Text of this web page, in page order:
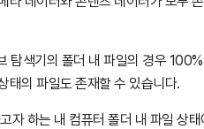
탐색기의 폴더 내 파일의 경우
태의 파일도 존재할 수 있습니다.
자 하는 내 컴퓨터 폴더 내 파일 상